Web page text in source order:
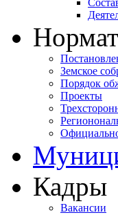
Земское
Порядок
Проекты
Кадры
Вакансии